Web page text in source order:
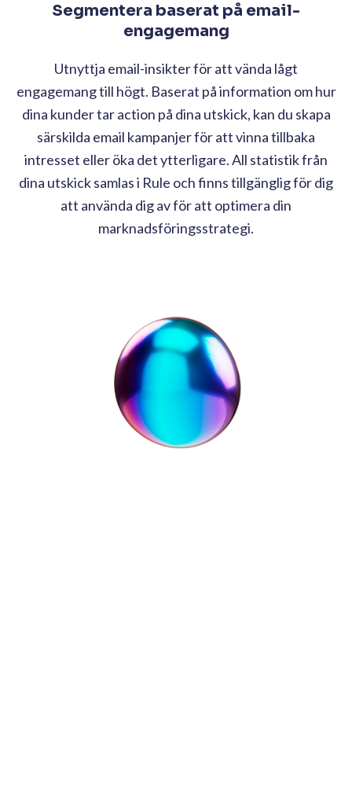
Segmentera baserat på email-
engagemang
Utnyttja email-insikter för att vända lågt
engagemang till högt. Baserat på information om hur
dina kunder tar action på dina utskick, kan du skapa
särskilda email kampanjer för att vinna tillbaka
intresset eller öka det ytterligare. All statistik från
dina utskick samlas i Rule och finns tillgänglig för dig
att använda dig av för att optimera din
marknadsföringsstrategi.